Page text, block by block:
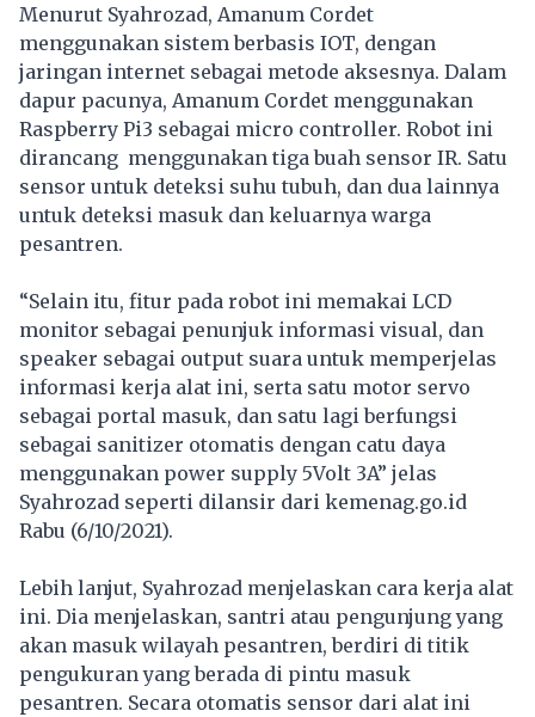
Menurut Syahrozad, Amanum Cordet
menggunakan sistem berbasis IOT, dengan
jaringan internet sebagai metode aksesnya. Dalam
dapur pacunya, Amanum Cordet menggunakan
Raspberry Pi3 sebagai micro controller. Robot ini
dirancang menggunakan tiga buah sensor IR. Satu
sensor untuk deteksi suhu tubuh, dan dua lainnya
untuk deteksi masuk dan keluarnya warga
pesantren.
“Selain itu, fitur pada robot ini memakai LCD
monitor sebagai penunjuk informasi visual, dan
speaker sebagai output suara untuk memperjelas
informasi kerja alat ini, serta satu motor servo
sebagai portal masuk, dan satu lagi berfungsi
sebagai sanitizer otomatis dengan catu daya
menggunakan power supply 5Volt 3A” jelas
Syahrozad seperti dilansir dari kemenag.go.id
Rabu (6/10/2021).
Lebih lanjut, Syahrozad menjelaskan cara kerja alat
ini. Dia menjelaskan, santri atau pengunjung yang
akan masuk wilayah pesantren, berdiri di titik
pengukuran yang berada di pintu masuk
pesantren. Secara otomatis sensor dari alat ini